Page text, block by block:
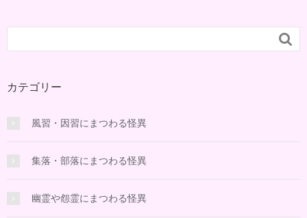

カテゴリー
風習・因習にまつわる怪異
集落・部落にまつわる怪異
幽霊や怨霊にまつわる怪異